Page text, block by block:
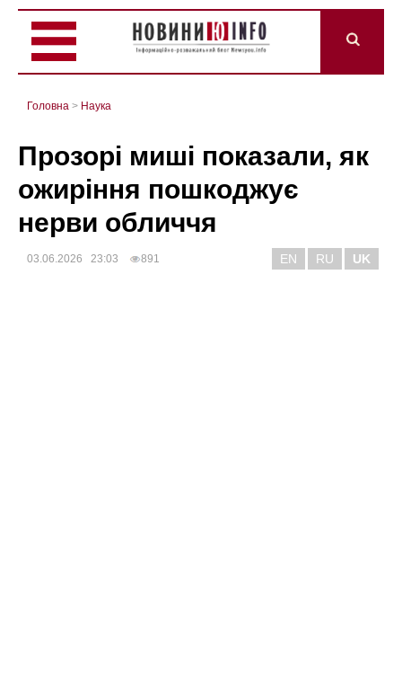
Головна > Наука
Прозорі миші показали, як
ожиріння пошкоджує
нерви обличчя
03.06.2026 23:03 891 EN RU UK